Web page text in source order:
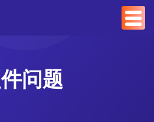
问题